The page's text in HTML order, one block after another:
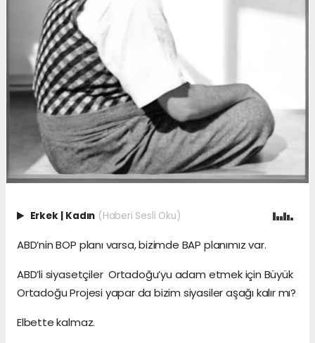
Erkek | Kadın (Haberi Sesli Oku)
ABD’nin BOP planı varsa, bizimde BAP planımız var.
ABD’li siyasetçiler Ortadoğu’yu adam etmek için Büyük
Ortadoğu Projesi yapar da bizim siyasiler aşağı kalır mı?
Elbette kalmaz.